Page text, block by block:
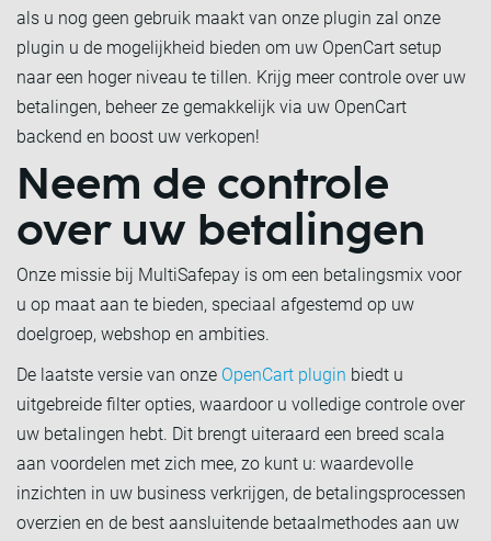
als u nog geen gebruik maakt van onze plugin zal onze
plugin u de mogelijkheid bieden om uw OpenCart setup
naar een hoger niveau te tillen. Krijg meer controle over uw
betalingen, beheer ze gemakkelijk via uw OpenCart
backend en boost uw verkopen!
Neem de controle
over uw betalingen
Onze missie bij MultiSafepay is om een betalingsmix voor
u op maat aan te bieden, speciaal afgestemd op uw
doelgroep, webshop en ambities.
De laatste versie van onze OpenCart plugin biedt u
uitgebreide filter opties, waardoor u volledige controle over
uw betalingen hebt. Dit brengt uiteraard een breed scala
aan voordelen met zich mee, zo kunt u: waardevolle
inzichten in uw business verkrijgen, de betalingsprocessen
overzien en de best aansluitende betaalmethodes aan uw